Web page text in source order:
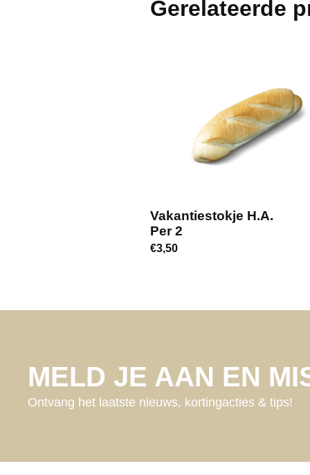
Gerelateerde
Vakantiestokje H.a.
Per 2
€3,50
MELD JE AAN EN
Ontvang het laatste nieuws, kortingacties & tips!